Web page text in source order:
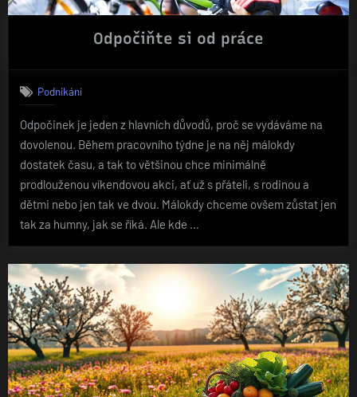
Odpočiňte si od práce
Podnikání
Odpočinek je jeden z hlavních důvodů, proč se vydáváme na
dovolenou. Během pracovního týdne je na něj málokdy
dostatek času, a tak to většinou chce minimálně
prodlouženou víkendovou akci, ať už s přáteli, s rodinou a
dětmi nebo jen tak ve dvou. Málokdy chceme ovšem zůstat jen
tak za humny, jak se říká. Ale kde …